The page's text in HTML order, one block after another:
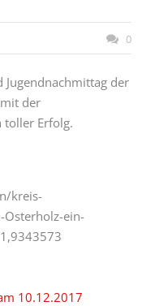
0
Jugendnachmittag der
der
toller Erfolg.
kreis-
Osterholz-ein-
10.12.2017